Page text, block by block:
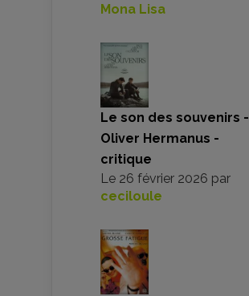
Mona Lisa
Le son des souvenirs -
Oliver Hermanus -
critique
Le 26 février 2026 par
ceciloule